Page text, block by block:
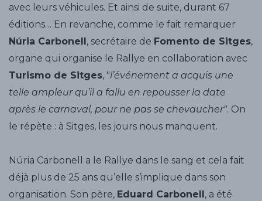
avec leurs véhicules. Et ainsi de suite, durant 67
éditions… En revanche, comme le fait remarquer
Núria Carbonell, secrétaire de Fomento de Sitges,
organe qui organise le Rallye en collaboration avec
Turismo de Sitges, "l’événement a acquis une
telle ampleur qu’il a fallu en repousser la date
après le carnaval, pour ne pas se chevaucher". On
le répète : à Sitges, les jours nous manquent.
Núria Carbonell a le Rallye dans le sang et cela fait
déjà plus de 25 ans qu’elle s’implique dans son
organisation. Son père, Eduard Carbonell, a été